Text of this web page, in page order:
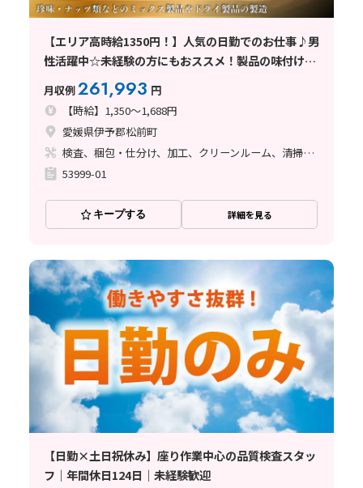
【エリア高時給1350円！】人気の日勤でのお仕事♪男
性活躍中☆未経験の方にもおススメ！製品の味付けや
製品検査作業！寮費無料！
月収例261,993 円
【時給】1,350～1,688円
愛媛県伊予郡松前町
検査、梱包・仕分け、加工、クリーンルーム、清掃・洗浄、ライン作業
53999-01
キープする 詳細を見る
【日勤×土日祝休み】座り作業中心の品質検査スタッ
フ｜年間休日124日｜未経験歓迎